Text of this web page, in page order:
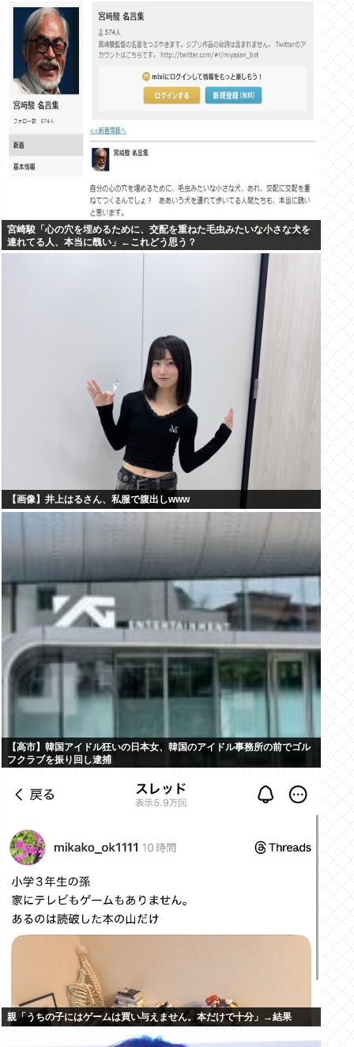
宮崎駿「心の穴を埋めるために、交配を重ねた毛虫みたいな小さな犬を
連れてる人、本当に醜い」←これどう思う？
【画像】井上はるさん、私服で腹出しwww
【高市】韓国アイドル狂いの日本女、韓国のアイドル事務所の前でゴル
フクラブを振り回し逮捕
親「うちの子にはゲームは買い与えません。本だけで十分」→結果